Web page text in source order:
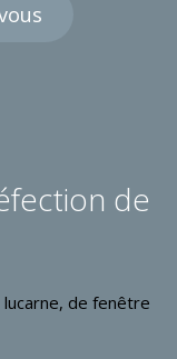
de
de fenêtre